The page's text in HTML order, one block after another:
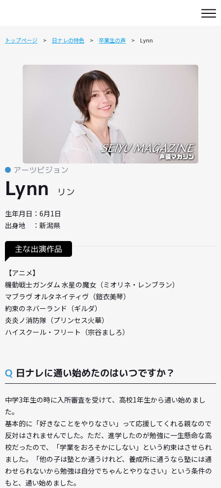
トップページ 日ナレの特色 卒業生の声 Lynn
アーツビジョン
Lynn リン
生年月日：6月1日
出身地 ：新潟県
主な出演作品
【アニメ】
機動戦士ガンダム 水星の魔女（ミオリネ・レンブラン）
マブラヴ オルタネイティヴ（鎧衣美琴）
約束のネバーランド（ギルダ）
炎炎ノ消防隊（プリンセス火華）
ハイスクール・フリート（宗谷ましろ）
Q 日ナレに通い始めたのはいつですか？
中学3年生の時に入所審査を受けて、高校1年生から通い始めまし
た。
基本的に「好きなことをやりなさい」って応援してくれる親なので
反対はされませんでした。ただ、進学したのが勉強に一生懸命な高
校だったので、「学業をおろそかにしない」という約束はさせられ
ました。「他の子は塾とか通うけれど、養成所に通うなら塾には通
わせられないから勉強は自分でちゃんとやりなさい」という条件の
もと、通い始めました。